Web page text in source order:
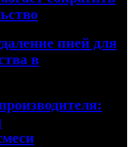
пней для
в